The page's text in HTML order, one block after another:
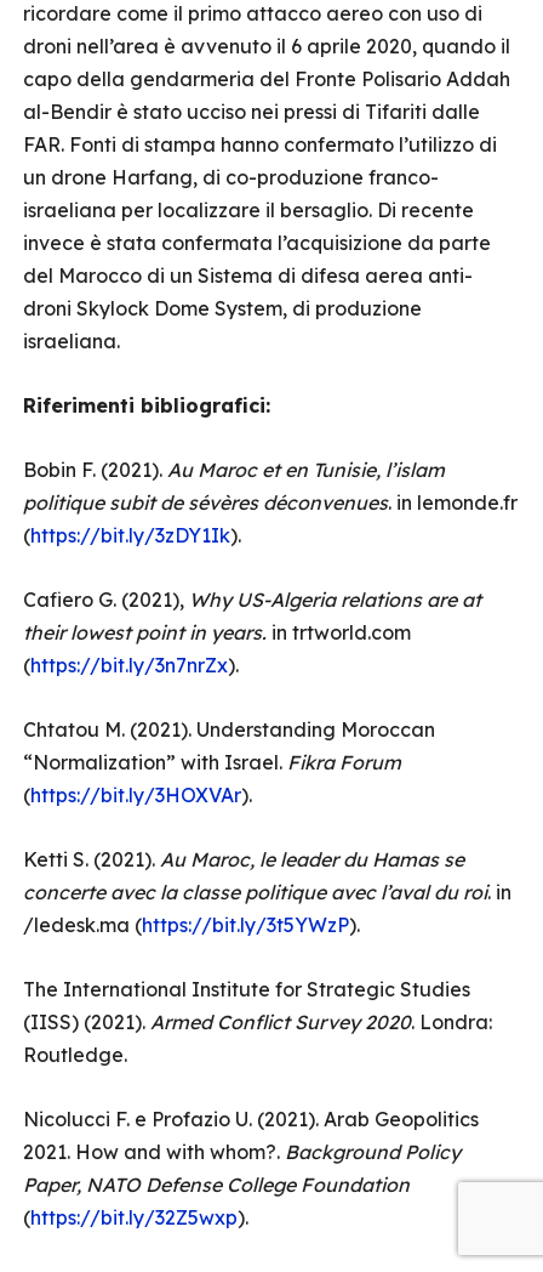
ricordare come il primo attacco aereo con uso di
droni nell’area è avvenuto il 6 aprile 2020, quando il
capo della gendarmeria del Fronte Polisario Addah
al-Bendir è stato ucciso nei pressi di Tifariti dalle
FAR. Fonti di stampa hanno confermato l’utilizzo di
un drone Harfang, di co-produzione franco-
israeliana per localizzare il bersaglio. Di recente
invece è stata confermata l’acquisizione da parte
del Marocco di un Sistema di difesa aerea anti-
droni Skylock Dome System, di produzione
israeliana.
Riferimenti bibliografici:
Bobin F. (2021). Au Maroc et en Tunisie, l’islam
politique subit de sévères déconvenues. in lemonde.fr
(https://bit.ly/3zDY1Ik).
Cafiero G. (2021), Why US-Algeria relations are at
their lowest point in years. in trtworld.com
(https://bit.ly/3n7nrZx).
Chtatou M. (2021). Understanding Moroccan
“Normalization” with Israel. Fikra Forum
(https://bit.ly/3HOXVAr).
Ketti S. (2021). Au Maroc, le leader du Hamas se
concerte avec la classe politique avec l’aval du roi. in
/ledesk.ma (https://bit.ly/3t5YWzP).
The International Institute for Strategic Studies
(IISS) (2021). Armed Conflict Survey 2020. Londra:
Routledge.
Nicolucci F. e Profazio U. (2021). Arab Geopolitics
2021. How and with whom?. Background Policy
Paper, NATO Defense College Foundation
(https://bit.ly/32Z5wxp).